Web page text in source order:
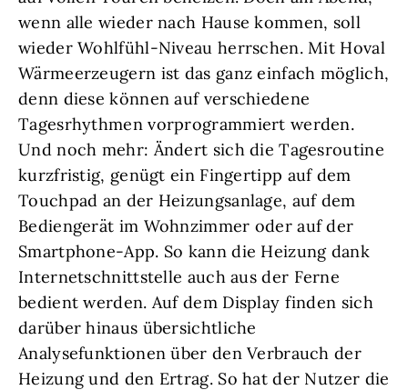
wenn alle wieder nach Hause kommen, soll
wieder Wohlfühl-Niveau herrschen. Mit Hoval
Wärmeerzeugern ist das ganz einfach möglich,
denn diese können auf verschiedene
Tagesrhythmen vorprogrammiert werden.
Und noch mehr: Ändert sich die Tagesroutine
kurzfristig, genügt ein Fingertipp auf dem
Touchpad an der Heizungsanlage, auf dem
Bediengerät im Wohnzimmer oder auf der
Smartphone-App. So kann die Heizung dank
Internetschnittstelle auch aus der Ferne
bedient werden. Auf dem Display finden sich
darüber hinaus übersichtliche
Analysefunktionen über den Verbrauch der
Heizung und den Ertrag. So hat der Nutzer die